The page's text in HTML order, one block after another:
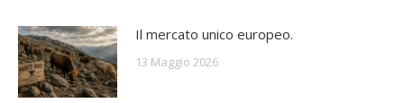
Il mercato unico europeo.
13 Maggio 2026